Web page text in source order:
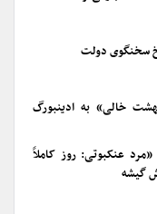
سخنگوی دولت
خالی» به ادینبورگ
عنکبوتی: روز کاملاً
گیشه